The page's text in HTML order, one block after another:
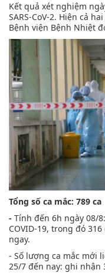
Kết quả xét nghiệm
SARS-CoV-2. Hiện cả
Bệnh viện Bệnh Nhiệt
Tổng số ca mắc: 789 ca
- Tính đến 6h ngày 08/
COVID-19, trong đó
ngay.
- Số lượng ca mắc mới
25/7 đến nay: ghi nhận